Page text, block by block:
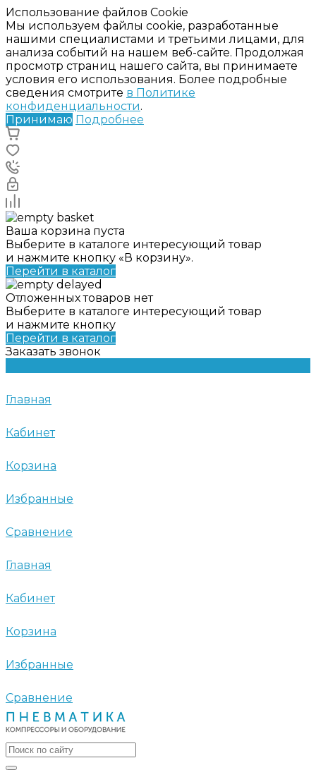
Использование файлов Cookie
Мы используем файлы cookie, разработанные
нашими специалистами и третьими лицами, для
анализа событий на нашем веб-сайте. Продолжая
просмотр страниц нашего сайта, вы принимаете
условия его использования. Более подробные
сведения смотрите в Политике
конфиденциальности.
Принимаю Подробнее
Ваша корзина пуста
Выберите в каталоге интересующий товар
и нажмите кнопку «В корзину».
Перейти в каталог
Отложенных товаров нет
Выберите в каталоге интересующий товар
и нажмите кнопку
Перейти в каталог
Заказать звонок
Главная
Кабинет
Корзина
Избранные
Сравнение
Главная
Кабинет
Корзина
Избранные
Сравнение